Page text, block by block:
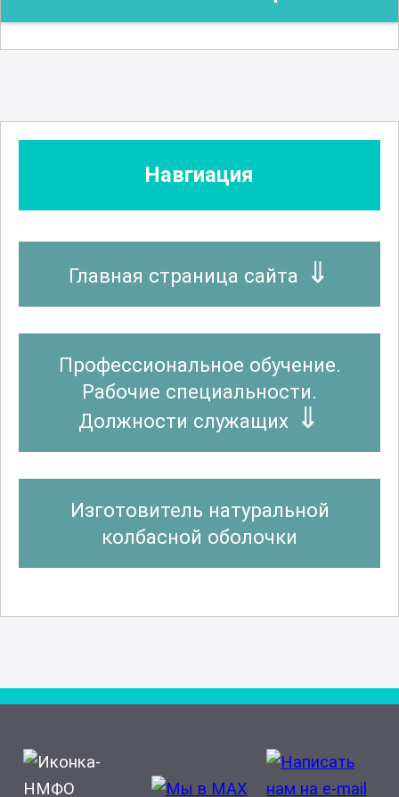
Навгиация
Главная страница сайта
Профессиональное обучение.
Рабочие специальности.
Должности служащих
Изготовитель натуральной
колбасной оболочки